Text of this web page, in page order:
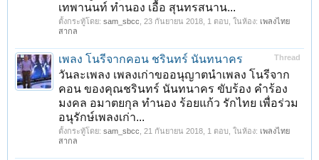
เทพานนท์ ทำนอง เอื้อ สุนทรสนาน...
ตั้งกระทู้โดย: sam_sbcc 23 กันยายน 2018 , 1 ตอบ, ในห้อง: เพลงไทย
สากล
Thread
เพลง โนรีจากคอน ชรินทร์ นันทนาคร
วันละเพลง เพลงเก่าขออนุญาตนำเพลง โนรีจาก
คอน ของคุณชรินทร์ นันทนาคร ขับร้อง คำร้อง
มงคล อมาตยกุล ทำนอง ร้อยแก้ว รักไทย เพื่อร่วม
อนุรักษ์เพลงเก่า...
ตั้งกระทู้โดย: sam_sbcc 21 กันยายน 2018 , 1 ตอบ, ในห้อง: เพลงไทย
สากล